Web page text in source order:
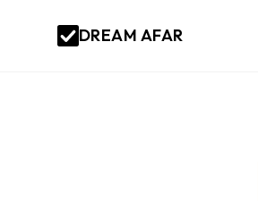
DREAM AFAR